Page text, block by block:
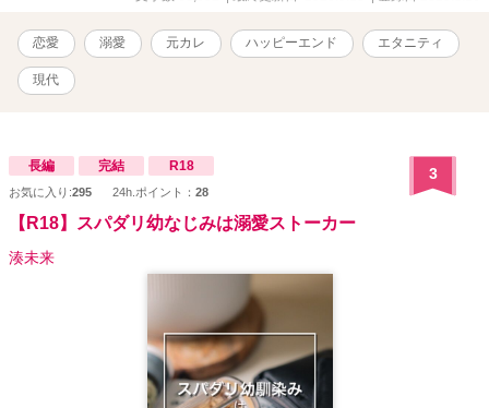
その上、茉白も何かズレていて。 「理人くん、私、……理人くん好
みのえっちな女性になれてますか？」 「それ以上俺の理性をどうに
かしようとするのはやめてくれ……！」 ※※※ 純粋培養のまま大人
になった茉白と、彼女にブンブンふりまわされる理人の、いちゃら
悪役令嬢に転生する」と「カタブツ検事のセフレになったと思った
ら、溺愛されてしまっておりまして」のスピンオフとなります。
恋愛 溺愛 元カレ ハッピーエンド エタニティ
現代
長編 完結 R18
お気に入り:295 24h.ポイント： 28
3
【R18】スパダリ幼なじみは溺愛ストーカー
湊未来